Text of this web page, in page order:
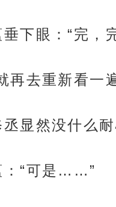
下眼：“完，
再去重新看一
丞显然没什么
：“可是……”